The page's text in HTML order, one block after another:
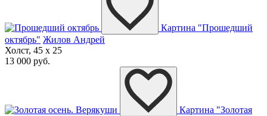
Картина "Прошедший
октябрь" Жилов Андрей
Холст, 45 x 25
13 000 руб.
Картина "Золотая